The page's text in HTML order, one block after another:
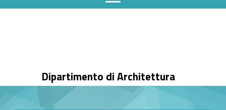
Dipartimento di Architettura
Header info sidebar